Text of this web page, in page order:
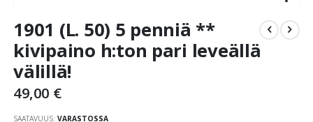
to
the
beginning
of
images
gallery
1901 (L. 50) 5 penniä **
kivipaino h:ton pari leveällä
välillä!
49,00 €
SAATAVUUS: VARASTOSSA